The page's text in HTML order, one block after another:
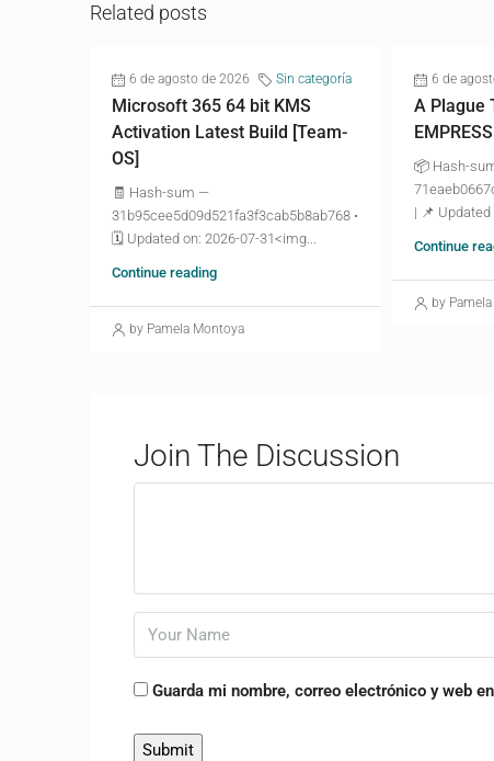
Related posts
6 de agosto de 2026 Sin categoría
Microsoft 365 64 bit KMS
Activation Latest Build [Team-
OS]
🧾 Hash-sum —
31b95cee5d09d521fa3f3cab5b8ab768 •
🗓 Updated on: 2026-07-31<img...
Continue reading
by Pamela Montoya
6 de
A Plague
📦 Hash-
| 📌
Continue
by
Join The Discussion
Guarda mi nombre, correo electrónico y web